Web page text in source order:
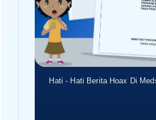
Hati - Hati Berita Hoax Di